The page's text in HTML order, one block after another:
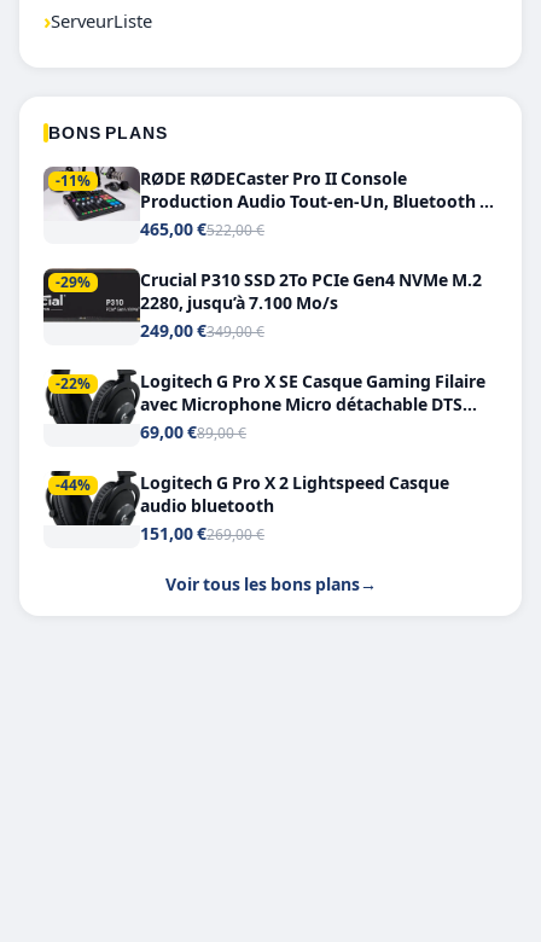
›ServeurListe
BONS PLANS
-11%
RØDE RØDECaster Pro II Console
Production Audio Tout-en-Un, Bluetooth et
Double USB-C
465,00 €522,00 €
-29%
Crucial P310 SSD 2To PCIe Gen4 NVMe M.2
2280, jusqu’à 7.100 Mo/s
249,00 €349,00 €
-22%
Logitech G Pro X SE Casque Gaming Filaire
avec Microphone Micro détachable DTS
Headphone X 7.1
69,00 €89,00 €
-44%
Logitech G Pro X 2 Lightspeed Casque
audio bluetooth
151,00 €269,00 €
Voir tous les bons plans→